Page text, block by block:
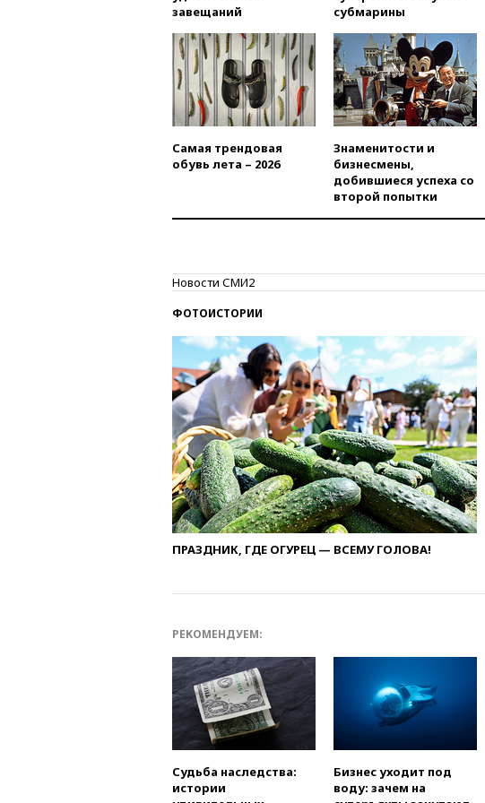
завещаний
субмарины
Самая трендовая
обувь лета – 2026
Знаменитости и
бизнесмены,
добившиеся успеха со
второй попытки
Новости СМИ2
ФОТОИСТОРИИ
ПРАЗДНИК, ГДЕ ОГУРЕЦ — ВСЕМУ ГОЛОВА!
РЕКОМЕНДУЕМ:
Судьба наследства:
истории
Бизнес уходит под
воду: зачем на